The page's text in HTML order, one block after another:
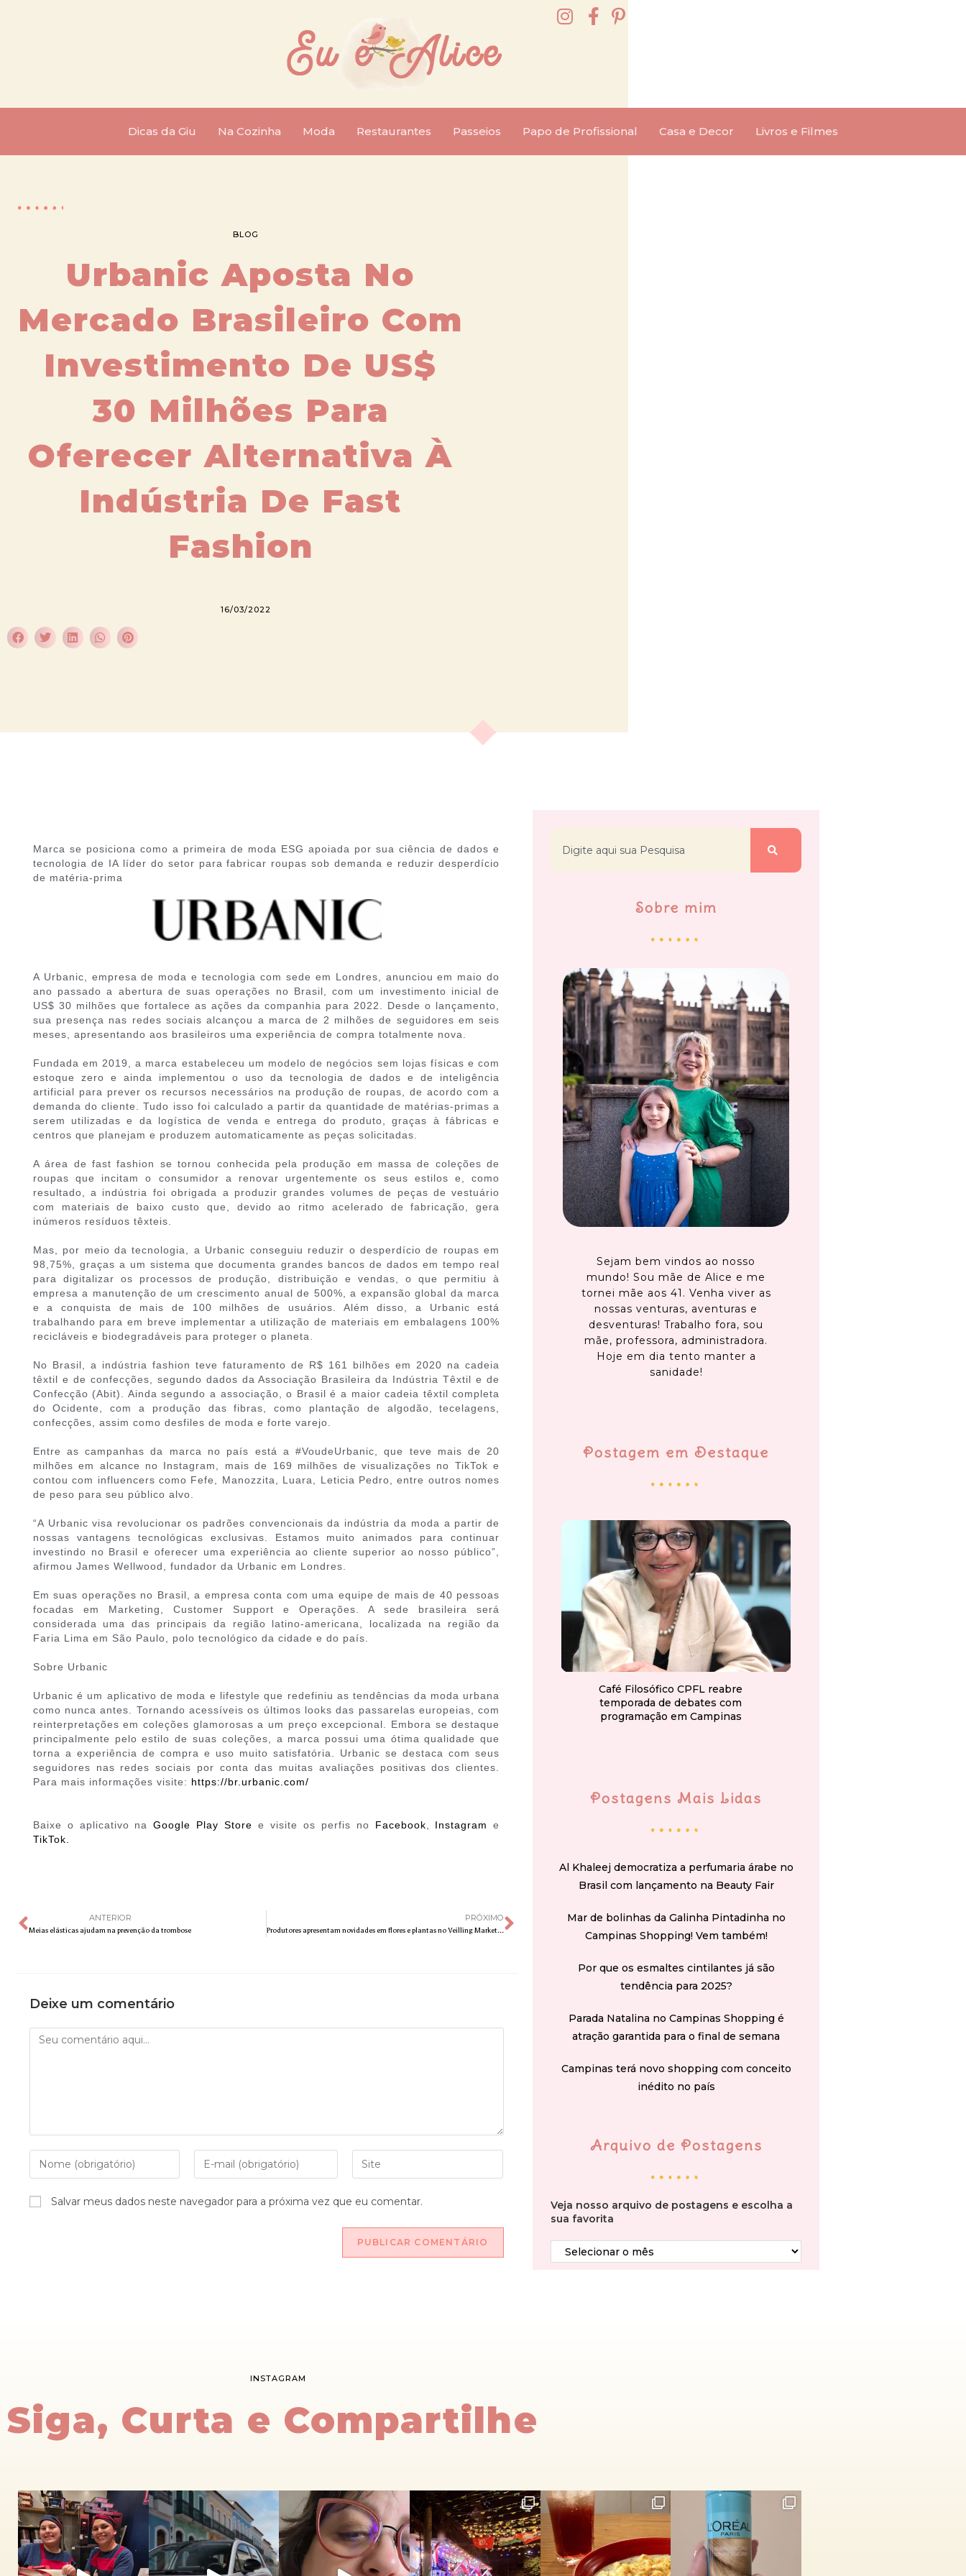
Dicas da Giu Na Cozinha Moda Restaurantes Passeios Papo de Profissional Casa e Decor Livros e Filmes
BLOG
Urbanic Aposta No
Mercado Brasileiro Com
Investimento De US$
30 Milhões Para
Oferecer Alternativa À
Indústria De Fast
Fashion
16/03/2022
Marca se posiciona como a primeira de moda ESG apoiada por sua ciência de dados e
tecnologia de IA líder do setor para fabricar roupas sob demanda e reduzir desperdício
de matéria-prima
A Urbanic, empresa de moda e tecnologia com sede em Londres, anunciou em maio do
ano passado a abertura de suas operações no Brasil, com um investimento inicial de
US$ 30 milhões que fortalece as ações da companhia para 2022. Desde o lançamento,
sua presença nas redes sociais alcançou a marca de 2 milhões de seguidores em seis
meses, apresentando aos brasileiros uma experiência de compra totalmente nova.
Fundada em 2019, a marca estabeleceu um modelo de negócios sem lojas físicas e com
estoque zero e ainda implementou o uso da tecnologia de dados e de inteligência
artificial para prever os recursos necessários na produção de roupas, de acordo com a
demanda do cliente. Tudo isso foi calculado a partir da quantidade de matérias-primas a
serem utilizadas e da logística de venda e entrega do produto, graças à fábricas e
centros que planejam e produzem automaticamente as peças solicitadas.
A área de fast fashion se tornou conhecida pela produção em massa de coleções de
roupas que incitam o consumidor a renovar urgentemente os seus estilos e, como
resultado, a indústria foi obrigada a produzir grandes volumes de peças de vestuário
com materiais de baixo custo que, devido ao ritmo acelerado de fabricação, gera
inúmeros resíduos têxteis.
Mas, por meio da tecnologia, a Urbanic conseguiu reduzir o desperdício de roupas em
98,75%, graças a um sistema que documenta grandes bancos de dados em tempo real
para digitalizar os processos de produção, distribuição e vendas, o que permitiu à
empresa a manutenção de um crescimento anual de 500%, a expansão global da marca
e a conquista de mais de 100 milhões de usuários. Além disso, a Urbanic está
trabalhando para em breve implementar a utilização de materiais em embalagens 100%
recicláveis e biodegradáveis para proteger o planeta.
No Brasil, a indústria fashion teve faturamento de R$ 161 bilhões em 2020 na cadeia
têxtil e de confecções, segundo dados da Associação Brasileira da Indústria Têxtil e de
Confecção (Abit). Ainda segundo a associação, o Brasil é a maior cadeia têxtil completa
do Ocidente, com a produção das fibras, como plantação de algodão, tecelagens,
confecções, assim como desfiles de moda e forte varejo.
Entre as campanhas da marca no país está a #VoudeUrbanic, que teve mais de 20
milhões em alcance no Instagram, mais de 169 milhões de visualizações no TikTok e
contou com influencers como Fefe, Manozzita, Luara, Leticia Pedro, entre outros nomes
de peso para seu público alvo.
“A Urbanic visa revolucionar os padrões convencionais da indústria da moda a partir de
nossas vantagens tecnológicas exclusivas. Estamos muito animados para continuar
investindo no Brasil e oferecer uma experiência ao cliente superior ao nosso público”,
afirmou James Wellwood, fundador da Urbanic em Londres.
Em suas operações no Brasil, a empresa conta com uma equipe de mais de 40 pessoas
focadas em Marketing, Customer Support e Operações. A sede brasileira será
considerada uma das principais da região latino-americana, localizada na região da
Faria Lima em São Paulo, polo tecnológico da cidade e do país.
Sobre Urbanic
Urbanic é um aplicativo de moda e lifestyle que redefiniu as tendências da moda urbana
como nunca antes. Tornando acessíveis os últimos looks das passarelas europeias, com
reinterpretações em coleções glamorosas a um preço excepcional. Embora se destaque
principalmente pelo estilo de suas coleções, a marca possui uma ótima qualidade que
torna a experiência de compra e uso muito satisfatória. Urbanic se destaca com seus
seguidores nas redes sociais por conta das muitas avaliações positivas dos clientes.
Para mais informações visite: https://br.urbanic.com/
Baixe o aplicativo naGoogle Play Store e visite os perfis no Facebook, Instagram
e
TikTok.
ANTERIOR
Meias elásticas ajudam na prevenção da trombose
PRÓXIMO
Produtores apresentam novidades em flores e plantas no Veilling Market, que começa nesta quinta-feira
Deixe um comentário
Salvar meus dados neste navegador para a próxima vez que eu comentar.
Sobre mim
Sejam bem vindos ao nosso
mundo! Sou mãe de Alice e me
tornei mãe aos 41. Venha viver as
nossas venturas, aventuras e
desventuras! Trabalho fora, sou
mãe, professora, administradora.
Hoje em dia tento manter a
sanidade!
Postagem em Destaque
Café Filosófico CPFL reabre
temporada de debates com
programação em Campinas
Postagens Mais Lidas
Al Khaleej democratiza a perfumaria árabe no
Brasil com lançamento na Beauty Fair
Mar de bolinhas da Galinha Pintadinha no
Campinas Shopping! Vem também!
Por que os esmaltes cintilantes já são
tendência para 2025?
Parada Natalina no Campinas Shopping é
atração garantida para o final de semana
Campinas terá novo shopping com conceito
inédito no país
Arquivo de Postagens
Veja nosso arquivo de postagens e escolha a
sua favorita
INSTAGRAM
Siga, Curta e Compartilhe